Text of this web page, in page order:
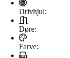
Drivhjul:
Døre:
Farve: